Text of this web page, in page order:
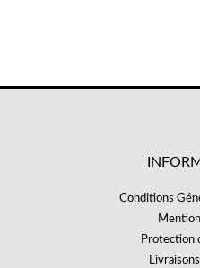
Conditions
Protection